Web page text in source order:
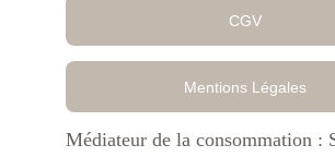
CGV
Mentions Légales
Médiateur de la consommation :